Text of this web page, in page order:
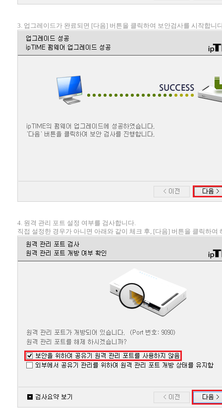
3. 업그레이드가 완료되면 [다음] 버튼을 클릭하여 보안검사를 시작합니
4. 원격 관리 포트 설정 여부를 검사합니다.
직접 설정한 경우가 아니면 아래와 같이 체크 후, [다음] 버튼을 클릭하여